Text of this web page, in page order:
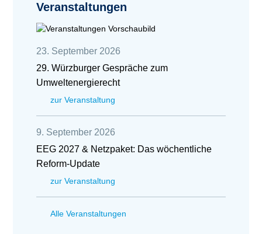
Veranstaltungen
23. September 2026
29. Würzburger Gespräche zum
Umweltenergierecht
zur Veranstaltung
9. September 2026
EEG 2027 & Netzpaket: Das wöchentliche
Reform-Update
zur Veranstaltung
Alle Veranstaltungen